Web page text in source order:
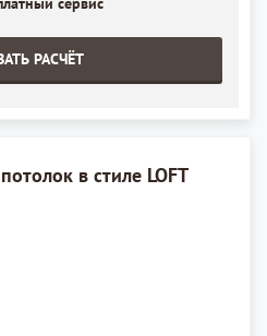
РАСЧЁТ
в стиле LOFT